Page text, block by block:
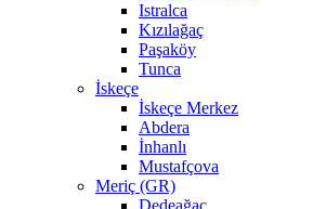
Istralca
Kızılağaç
Paşaköy
Tunca
İskeçe
İskeçe Merkez
Abdera
İnhanlı
Mustafçova
Meriç (GR)